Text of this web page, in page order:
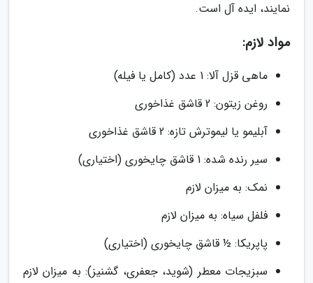
نمایند، ایده آل است.
مواد لازم:
ماهی قزل آلا: 1 عدد (کامل یا فیله)
روغن زیتون: 2 قاشق غذاخوری
آبلیمو یا لیموترش تازه: 2 قاشق غذاخوری
سیر رنده شده: 1 قاشق چایخوری (اختیاری)
نمک: به میزان لازم
فلفل سیاه: به میزان لازم
پاپریکا: ½ قاشق چایخوری (اختیاری)
سبزیجات معطر (شوید، جعفری، گشنیز): به میزان لازم